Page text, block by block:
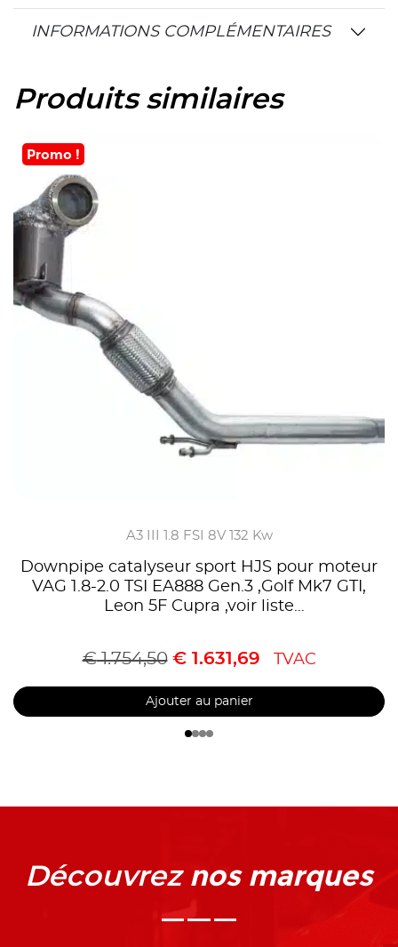
INFORMATIONS COMPLÉMENTAIRES
Produits similaires
Promo !
A3 III 1.8 FSI 8V 132 Kw
Downpipe catalyseur sport HJS pour moteur
VAG 1.8-2.0 TSI EA888 Gen.3 ,Golf Mk7 GTI,
Leon 5F Cupra ,voir liste
€1.754,50 €1.631,69 TVAC
Ajouter au panier
Découvrez nos marques